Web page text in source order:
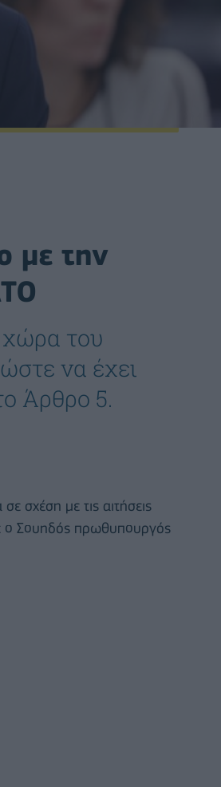
με την
του
να έχει
Άρθρο 5.
σχέση με τις αιτήσεις
ο Σουηδός πρωθυπουργός